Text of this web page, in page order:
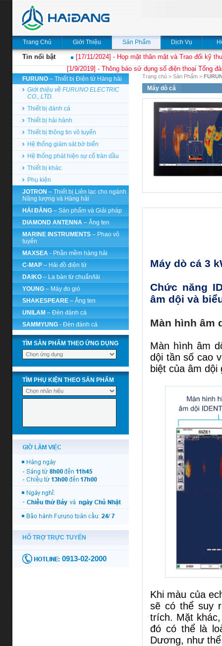
Trang Chủ Giới Thiệu Sản Phẩm Dịch Vụ
Tin nổi bật
[17/11/2024] - Họp mặt thân mật và Trao đổi kỹ
[1/9/2019] - Thông báo sử dụng số điện thoại Tổng
FURUNO – Thiết bị Điện tử Hàng hải
Giới thiệu về FURUNO ELECTRIC
CO., LTD.
Thiết bị đánh cá
Thiết bị hải hành
Thiết bị thông tin vô tuyến
Hệ thống giám sát bờ biển
Hệ thống phát hiện sự cố tràn dầu
Thiết bị khác
Phụ kiện
JOTRON – Thiết bị Liên lạc cho ngành
Năng lượng và Hàng hải
HẢI ĐĂNG – Sản phẩm và Giải pháp
DIAMOND ANTENNA – Ăng ten
MARINE INSTRUMENTS – Phao vô
tuyến
MAXSEA - Phần mềm hàng hải
C-MAP – Hải đồ điện tử
DAIKO – La bàn từ chuẩn/lái
YOUNG – Máy đo gió
SHAKESPEARE – Ăng ten
UNILAM – Đèn đánh cá
SAMMYUNG - Đèn đánh cá
TÌM SẢN PHẨM THEO ỨNG DỤNG
TÌM PHỤ KIỆN THEO SẢN PHẨM
Trang chủ > Sản Phẩm >
Máy dò cá
Máy dò cá 3
Chức năng
âm dội và
Màn hình âm
Màn hình âm
dội tần số cao
biệt của âm
Khi màu của
sẽ có thể suy
trích. Mặt
đó có thể là
Dương, như